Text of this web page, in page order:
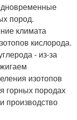
пород.
климата
кислорода.
- из-за
изотопов
горных породах
производство